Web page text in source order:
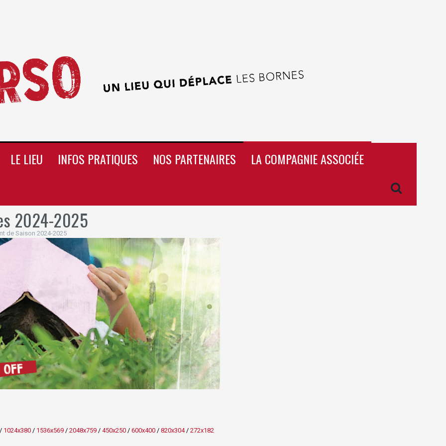
LE LIEU INFOS PRATIQUES NOS PARTENAIRES
LA COMPAGNIE ASSOCIÉE
2024-2025
de Saison 2024-2025
1024x380/ 1536x569/ 2048x759/ 450x250/ 600x400/ 820x304/ 272x182